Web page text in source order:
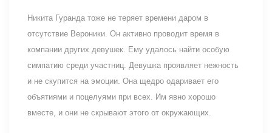
Никита Гуранда тоже не теряет времени даром в
отсутствие Вероники. Он активно проводит время в
компании других девушек. Ему удалось найти особую
симпатию среди участниц. Девушка проявляет нежность
и не скупится на эмоции. Она щедро одаривает его
объятиями и поцелуями при всех. Им явно хорошо
вместе, и они не скрывают этого от окружающих.